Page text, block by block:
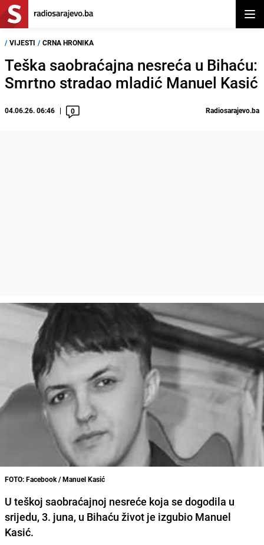
/ VIJESTI / CRNA HRONIKA
Teška saobraćajna nesreća u Bihaću:
Smrtno stradao mladić Manuel Kasić
04.06.26. 06:46 0 Radiosarajevo.ba
FOTO: Facebook / Manuel Kasić
U teškoj saobraćajnoj nesreće koja se dogodila u
srijedu, 3. juna, u Bihaću život je izgubio Manuel
Kasić.